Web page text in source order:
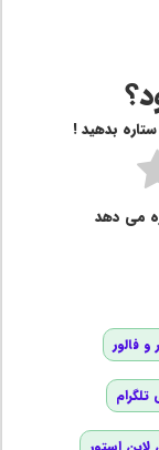
بدهید !
می دهد
فالور